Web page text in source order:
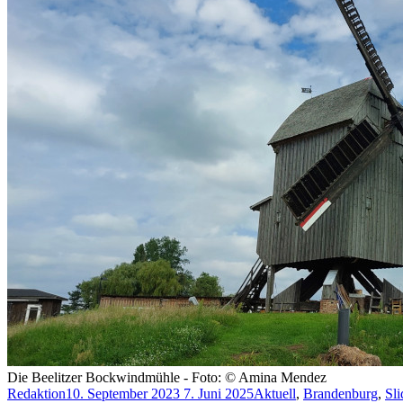
Die Beelitzer Bockwindmühle - Foto: © Amina Mendez
Redaktion10. September 2023 7. Juni 2025Aktuell, Brandenburg,